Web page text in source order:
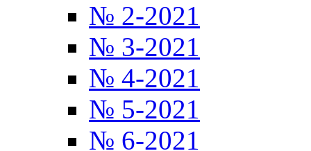
№ 2-2021
№ 3-2021
№ 4-2021
№ 5-2021
№ 6-2021